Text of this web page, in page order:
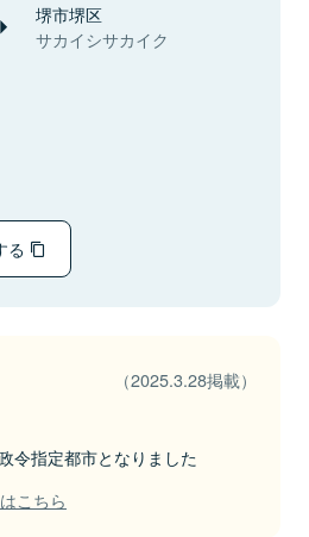
堺市堺区
サカイシサカイク
る
（2025.3.28掲載）
令指定都市となりました
こちら